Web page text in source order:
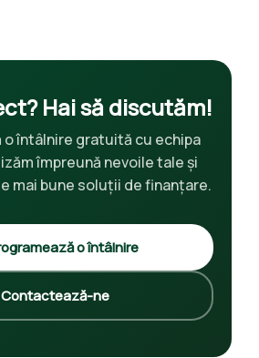
Hai să discutăm!
o întâlnire gratuită cu echipa
împreună nevoile tale și
mai bune soluții de finanțare.
o întâlnire
Contactează-ne